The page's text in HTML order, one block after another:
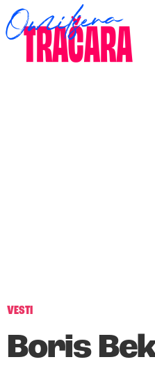
VESTI
Boris